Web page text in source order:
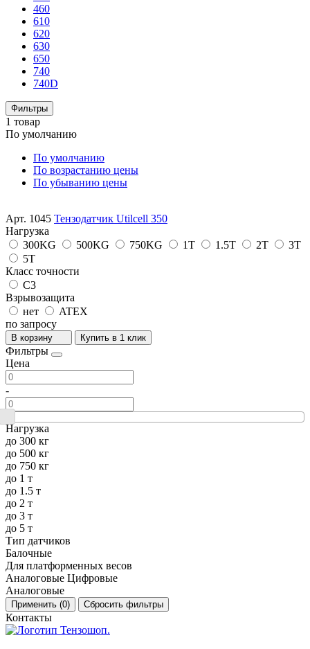
460
610
620
630
650
740
740D
Фильтры
1 товар
По умолчанию
По умолчанию
По возрастанию цены
По убыванию цены
Арт. 1045 Тензодатчик Utilcell 350
Нагрузка
300KG
500KG 750KG 1T 1.5T 2T
3T
5T
Класс точности
С3
Взрывозащита
нет
ATEX
по запросу
В корзину Купить в 1 клик
Фильтры
Цена
-
Нагрузка
до 300 кг
до 500 кг
до 750 кг
до 1 т
до 1.5 т
до 2 т
до 3 т
до 5 т
Тип датчиков
Балочные
Для платформенных весов
Аналоговые Цифровые
Аналоговые
Применить (0) Сбросить фильтры
Контакты